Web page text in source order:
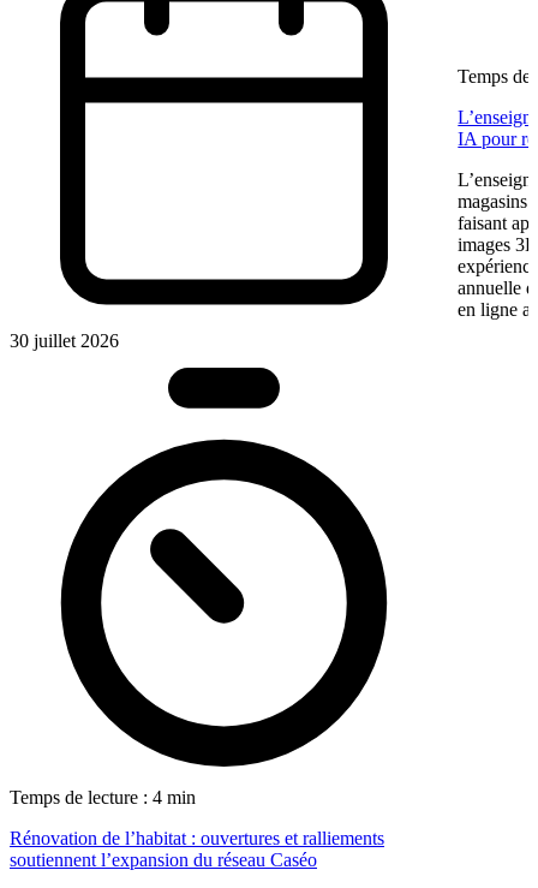
30 juillet 2026
Temps de lecture : 4 min
Rénovation de l’habitat : ouvertures et ralliements
soutiennent l’expansion du réseau Caséo
Temps de
IA pour
magasins
faisant
images
annuelle
en ligne